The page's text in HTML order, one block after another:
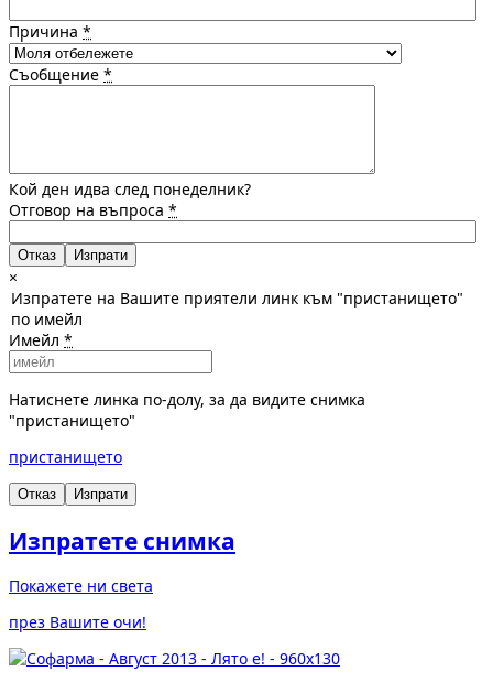
Причина *
Съобщение *
Кой ден идва след понеделник?
Отговор на въпроса *
Отказ
×
Изпратете на Вашите приятели линк към "пристанището"
по имейл
Имейл *
Натиснете линка по-долу, за да видите снимка
"пристанището"
пристанището
Отказ Изпрати
Изпратете снимка
Покажете ни света
през Вашите очи!